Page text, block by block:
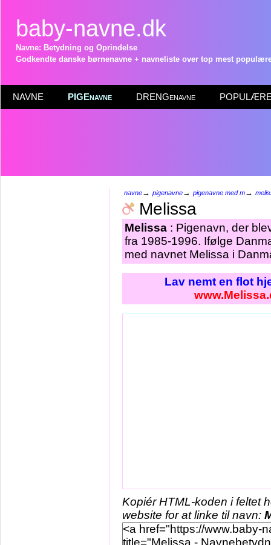
baby-navne.dk
Navne: Betydning og Oprindelse
Godkendte danske børnenavne + navneliste over top mest
NAVNE PIGEnavne DRENGenavne POPULÆRE
navne→ pigenavne→ pigenavne med m→
Melissa
Melissa : Pigenavn, der
fra 1985-1996. Ifølge
med navnet Melissa i
Lav nemt en flot
Kopiér HTML-koden i feltet
website for at linke til navn: